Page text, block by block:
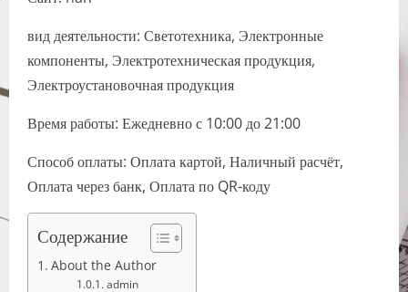
вид деятельности: Светотехника, Электронные
компоненты, Электротехническая продукция,
Электроустановочная продукция
Время работы: Ежедневно с 10:00 до 21:00
Способ оплаты: Оплата картой, Наличный расчёт,
Оплата через банк, Оплата по QR-коду
Содержание
About the Author
admin